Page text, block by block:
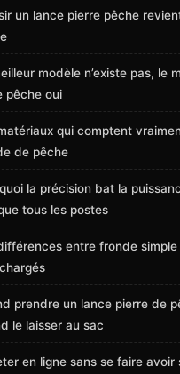
un lance pierre pêche
modèle n’existe pas, le
pêche oui
qui comptent
de pêche
la précision bat la
tous les postes
entre fronde
prendre un lance pierre de
le laisser au sac
en ligne sans se faire avoir